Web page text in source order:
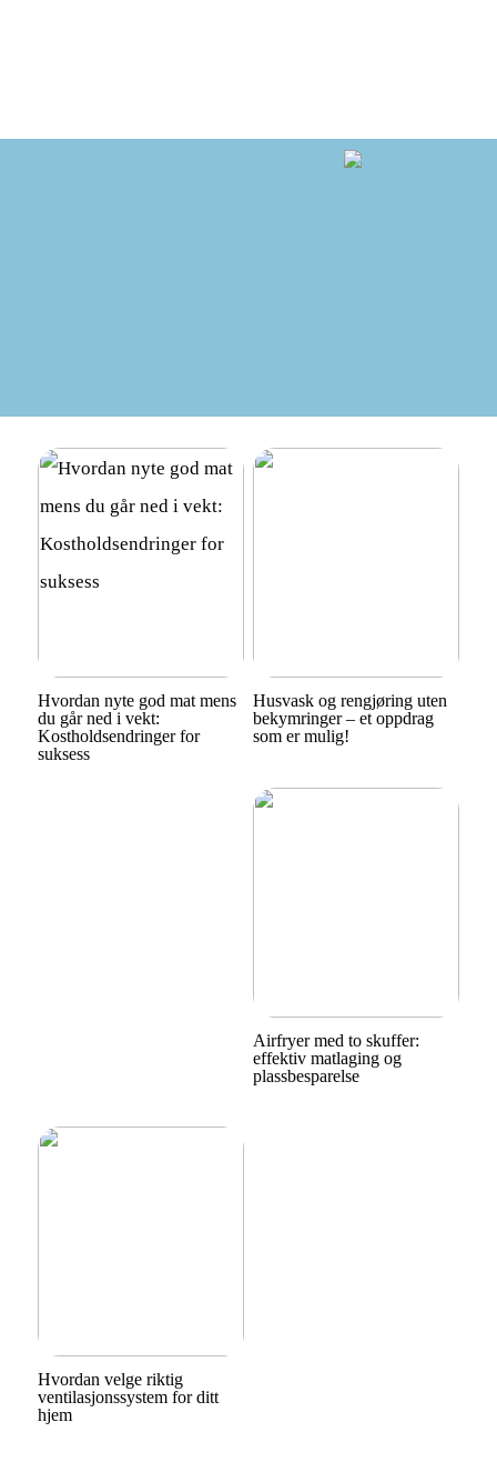
Hvordan nyte god mat mens
du går ned i vekt:
Kostholdsendringer for
suksess
Husvask og rengjøring uten
bekymringer – et oppdrag
som er mulig!
Airfryer med to skuffer:
effektiv matlaging og
plassbesparelse
Hvordan velge riktig
ventilasjonssystem for ditt
hjem